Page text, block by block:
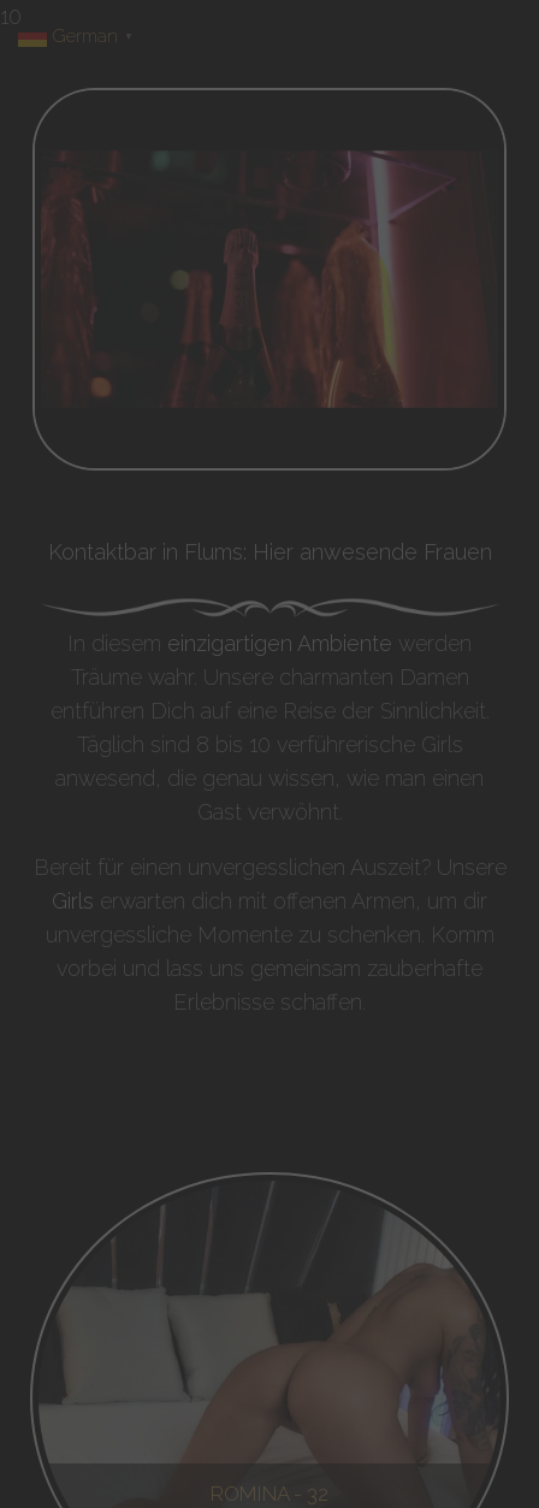
10
Kontaktbar in Flums: Hier anwesende Frauen
In diesem einzigartigen Ambiente werden
Träume wahr. Unsere charmanten Damen
entführen Dich auf eine Reise der Sinnlichkeit.
Täglich sind 8 bis 10 verführerische Girls
anwesend, die genau wissen, wie man einen
Gast verwöhnt.
Bereit für einen unvergesslichen Auszeit? Unsere
Girls erwarten dich mit offenen Armen, um dir
unvergessliche Momente zu schenken. Komm
vorbei und lass uns gemeinsam zauberhafte
Erlebnisse schaffen.
ROMINA - 32
German